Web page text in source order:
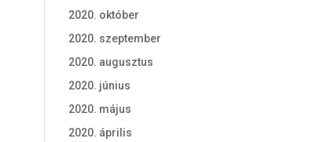
2020. október
2020. szeptember
2020. augusztus
2020. június
2020. május
2020. április